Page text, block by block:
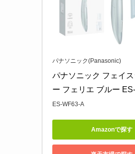
パナソニック(Panasonic)
パナソニック フェイ
ー フェリエ ブルー
ES-WF63-A
Amazonで探す